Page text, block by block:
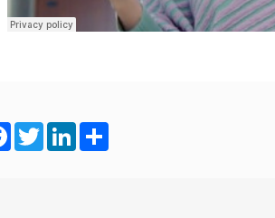
Facebook
TwitterLinkedIn